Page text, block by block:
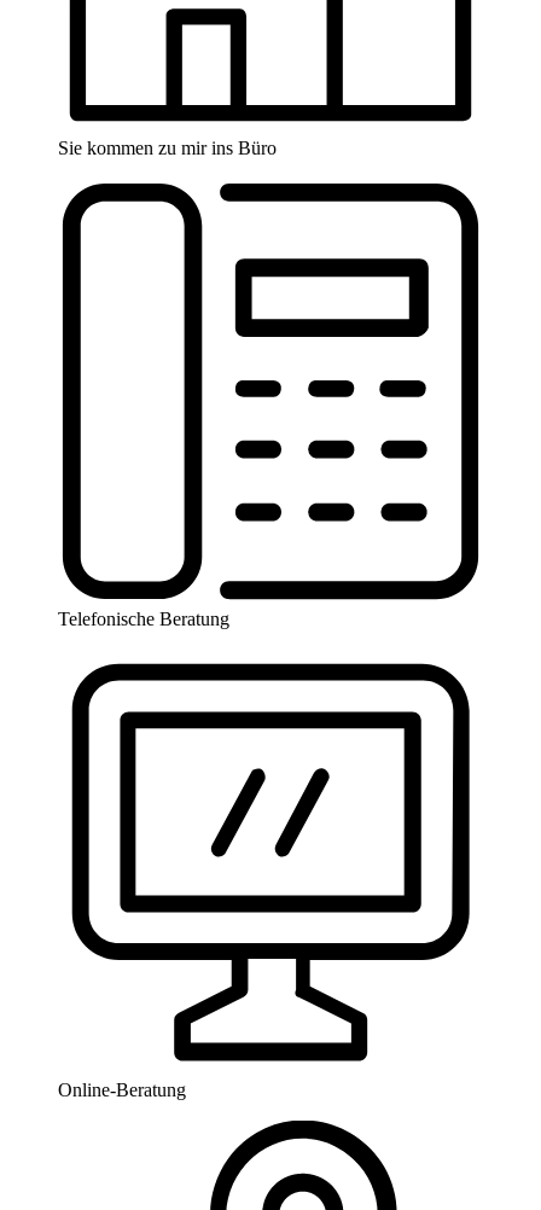
Sie kommen zu mir ins Büro
Telefonische Beratung
Online-Beratung